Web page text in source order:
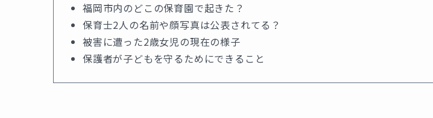
福岡市内のどこの保育園で起きた？
保育士2人の名前や顔写真は公表されてる？
被害に遭った2歳女児の現在の様子
保護者が子どもを守るためにできること